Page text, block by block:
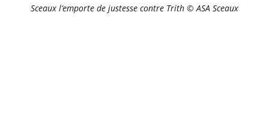
Sceaux l’emporte de justesse contre Trith © ASA Sceaux